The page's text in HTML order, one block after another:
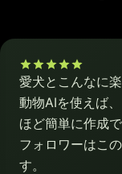
愛犬とこんなに
動物AIを使えば
ほど簡単に作成
フォロワーはこ
す。